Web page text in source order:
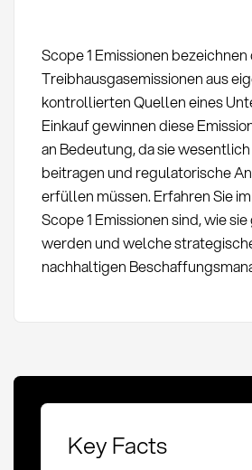
Scope 1 Emissionen
Treibhausgasemissionen aus
kontrollierten Quellen eines
Einkauf gewinnen diese
an Bedeutung, da sie
beitragen und regulatorische
erfüllen müssen. Erfahren Sie
Scope 1 Emissionen sind, wie
werden und welche
nachhaltigen
Key Facts